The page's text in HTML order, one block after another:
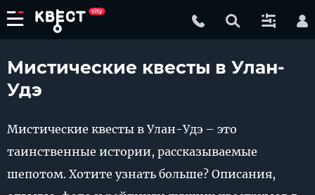
Мистические квесты в Улан-
Удэ
Мистические квесты в Улан-Удэ – это
таинственные истории, рассказываемые
шепотом. Хотите узнать больше? Описания,